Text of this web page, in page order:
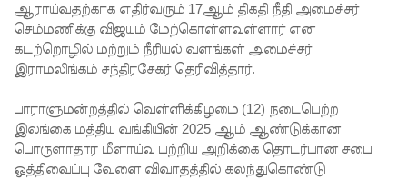
90,000 ஐ
நெருங்குகி
றது: 65
பேர் பலி
தமிழ்பேசு
ம்
ஆராய்வதற்காக எதிர்வரும் 17ஆம் திகதி நீதி அமைச்சர்
செம்மணிக்கு விஜயம் மேற்கொள்ளவுள்ளார் என
கடற்றொழில் மற்றும் நீரியல் வளங்கள் அமைச்சர்
இராமலிங்கம் சந்திரசேகர் தெரிவித்தார்.
பாராளுமன்றத்தில் வெள்ளிக்கிழமை (12) நடைபெற்ற
இலங்கை மத்திய வங்கியின் 2025 ஆம் ஆண்டுக்கான
பொருளாதார மீளாய்வு பற்றிய அறிக்கை தொடர்பான சபை
ஒத்திவைப்பு வேளை விவாதத்தில் கலந்துகொண்டு